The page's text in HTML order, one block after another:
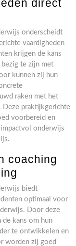
direct
onderscheidt
vaardigheden
krijgen de kans
te zijn met
kunnen zij hun
raken met het
Deze praktijkgerichte
voorbereid en
onderwijs
coaching
biedt
optimaal voor
Door deze
kans om hun
te ontwikkelen en
worden zij goed